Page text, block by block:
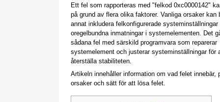
Ett fel som rapporteras med "felkod 0xc0000142"
på grund av flera olika faktorer. Vanliga orsaker kan
annat inkludera felkonfigurerade systeminställningar
oregelbundna inmatningar i systemelementen. Det
sådana fel med särskild programvara som reparerar
systemelement och justerar systeminställningar för
återställa stabiliteten.
Artikeln innehåller information om vad felet innebär,
orsaker och sätt för att lösa felet.
Once the download is complete, click on the
downloaded file link